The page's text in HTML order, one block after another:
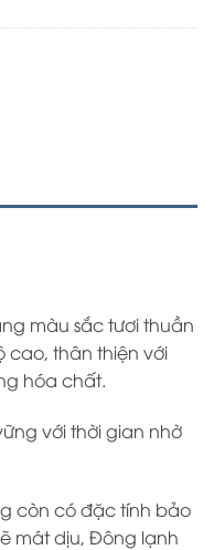
màu sắc tươi thuần
cao, thân thiện với
hóa chất.
với thời gian nhờ
còn có đặc tính bảo
mát dịu, Đông lạnh